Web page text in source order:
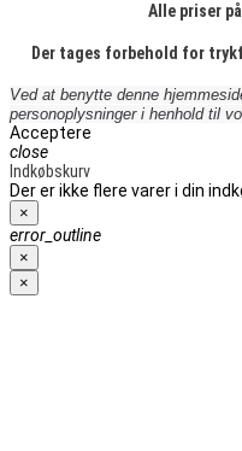
Alle priser
Der tages forbehold for
Ved at benytte denne
personoplysninger i henhold til
Acceptere
close
Indkøbskurv
Der er ikke flere varer i din
×
error_outline
×
×